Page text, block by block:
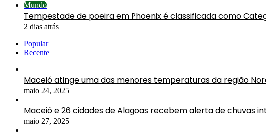
Mundo
Tempestade de poeira em Phoenix é classificada como
2 dias atrás
Popular
Recente
Maceió atinge uma das menores temperaturas da região
maio 24, 2025
Maceió e 26 cidades de Alagoas recebem alerta de chuvas
maio 27, 2025